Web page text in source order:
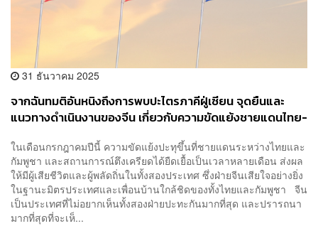
31 ธันวาคม 2025
จากฉันทมติอันหนิงถึงการพบปะไตรภาคีฝู่เซียน จุดยืนและ
แนวทางดำเนินงานของจีน เกี่ยวกับความขัดแย้งชายแดนไทย-
ในเดือนกรกฎาคมปีนี้ ความขัดแย้งปะทุขึ้นที่ชายแดนระหว่างไทยและ
กัมพูชา และสถานการณ์ตึงเครียดได้ยืดเยื้อเป็นเวลาหลายเดือน ส่งผล
ให้มีผู้เสียชีวิตและผู้พลัดถิ่นในทั้งสองประเทศ ซึ่งฝ่ายจีนเสียใจอย่างยิ่ง
ในฐานะมิตรประเทศและเพื่อนบ้านใกล้ชิดของทั้งไทยและกัมพูชา จีน
เป็นประเทศที่ไม่อยากเห็นทั้งสองฝ่ายปะทะกันมากที่สุด และปรารถนา
มากที่สุดที่จะเห็...